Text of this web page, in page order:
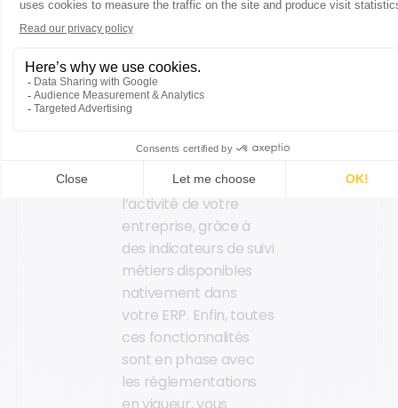
mieux vos coûts de
transport, vos stocks
une meilleure
disponibilité des
produits, au bon prix.
une parfaite visibilité
sur l’ensemble de
l’activité de votre
entreprise, grâce à
des indicateurs de suivi
métiers disponibles
nativement dans
votre ERP. Enfin, toutes
ces fonctionnalités
sont en phase avec
les réglementations